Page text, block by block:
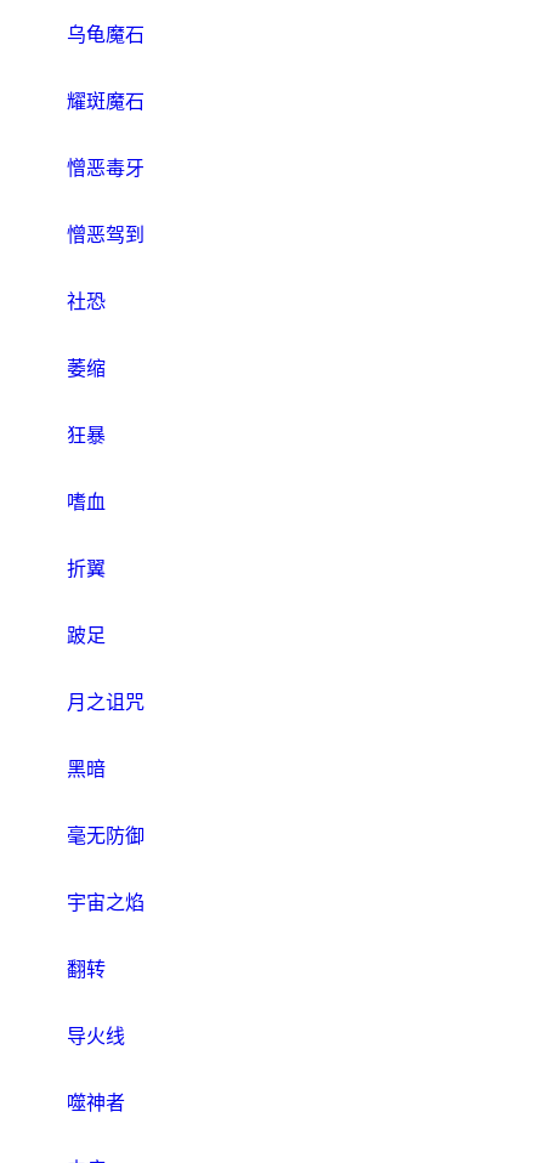
乌龟魔石
耀斑魔石
憎恶毒牙
憎恶驾到
社恐
萎缩
狂暴
嗜血
折翼
跛足
月之诅咒
黑暗
毫无防御
宇宙之焰
翻转
导火线
噬神者